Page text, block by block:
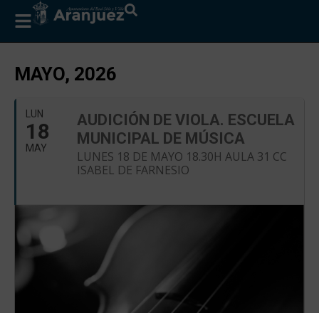
MAYO, 2026
LUN
18
MAY
AUDICIÓN DE VIOLA. ESCUELA
MUNICIPAL DE MÚSICA
LUNES 18 DE MAYO 18.30H AULA 31 CC
ISABEL DE FARNESIO